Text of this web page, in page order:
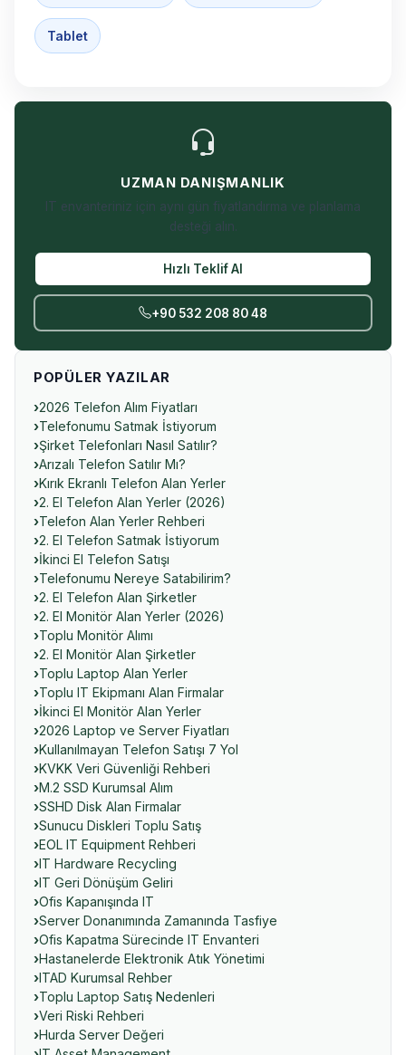
Tablet
UZMAN DANIŞMANLIK
IT envanteriniz için aynı gün fiyatlandırma ve planlama
desteği alın.
Hızlı Teklif Al
+90 532 208 80 48
POPÜLER YAZILAR
2026 Telefon Alım Fiyatları
Telefonumu Satmak İstiyorum
Şirket Telefonları Nasıl Satılır?
Arızalı Telefon Satılır Mı?
Kırık Ekranlı Telefon Alan Yerler
2. El Telefon Alan Yerler (2026)
Telefon Alan Yerler Rehberi
2. El Telefon Satmak İstiyorum
İkinci El Telefon Satışı
Telefonumu Nereye Satabilirim?
2. El Telefon Alan Şirketler
2. El Monitör Alan Yerler (2026)
Toplu Monitör Alımı
2. El Monitör Alan Şirketler
Toplu Laptop Alan Yerler
Toplu IT Ekipmanı Alan Firmalar
İkinci El Monitör Alan Yerler
2026 Laptop ve Server Fiyatları
Kullanılmayan Telefon Satışı 7 Yol
KVKK Veri Güvenliği Rehberi
M.2 SSD Kurumsal Alım
SSHD Disk Alan Firmalar
Sunucu Diskleri Toplu Satış
EOL IT Equipment Rehberi
IT Hardware Recycling
IT Geri Dönüşüm Geliri
Ofis Kapanışında IT
Server Donanımında Zamanında Tasfiye
Ofis Kapatma Sürecinde IT Envanteri
Hastanelerde Elektronik Atık Yönetimi
ITAD Kurumsal Rehber
Toplu Laptop Satış Nedenleri
Veri Riski Rehberi
Hurda Server Değeri